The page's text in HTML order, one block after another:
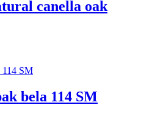
canella oak
bela 114 SM